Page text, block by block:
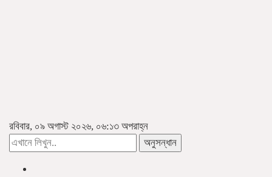
রবিবার, ০৯ অগাস্ট ২০২৬, ০৬:১৩ অপরাহ্ন
অনুসন্ধান